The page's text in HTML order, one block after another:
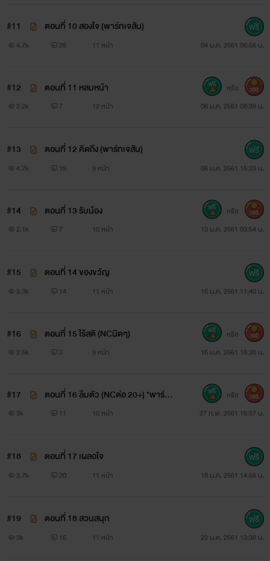
หนุ่มผิวคล้ำ เด็กสลัม พ่อแม่ตาย อยู่กับยาย ครอบครัวคือที่หนึ่ง
มากเป็นพิเศษ เป็นเด็กดี
#11 ตอนที่ 10 สองใจ (พาร์ทเจสัน)
4.7k 25 11 หน้า 04 ม.ค. 2561 06:56 น.
#12 ตอนที่ 11 หลบหน้า
2.2k 7 12 หน้า 06 ม.ค. 2561 08:39 น.
หรือ 300
#13 ตอนที่ 12 คิดถึง (พาร์ทเจสัน)
4.7k 19 9 หน้า 06 ม.ค. 2561 15:23 น.
#14 ตอนที่ 13 รับน้อง
2.1k 7 10 หน้า 13 ม.ค. 2561 03:54 น.
หรือ 300
#15 ตอนที่ 14 ของขวัญ
3.3k 14 11 หน้า 16 ม.ค. 2561 11:40 น.
#16 ตอนที่ 15 ไร้สติ (NCนิดๆ)
2.5k 3 9 หน้า 16 ม.ค. 2561 16:20 น.
หรือ 300
#17
ตอนที่ 16 ลืมตัว (NCต่อ 20+) *พาร์ทเจ
สัน*
3k 11 10 หน้า 27 ก.พ. 2561 16:37 น.
หรือ 300
#18 ตอนที่ 17 เผลอใจ
3.7k 20 11 หน้า 18 ม.ค. 2561 14:56 น.
#19 ตอนที่ 18 สวนสนุก
3k 15 11 หน้า 23 ม.ค. 2561 13:38 น.